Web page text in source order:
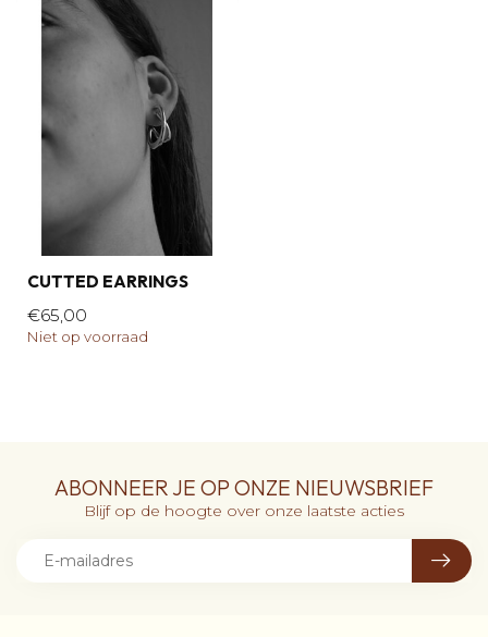
CUTTED EARRINGS
€65,00
Niet op voorraad
ABONNEER JE OP ONZE NIEUWSBRIEF
Blijf op de hoogte over onze laatste acties